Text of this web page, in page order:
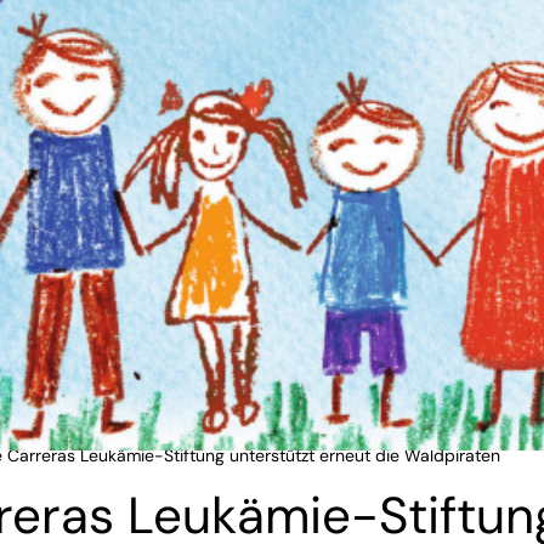
Carreras Leukämie-Stiftung unterstützt erneut die Waldpiraten
Leukämie-